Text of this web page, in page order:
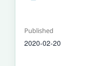
Published
2020-02-20